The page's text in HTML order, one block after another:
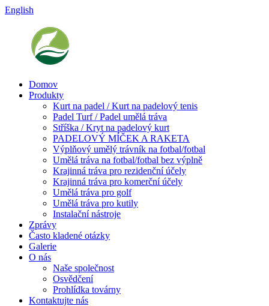
English
Domov
Produkty
Kurt na padel / Kurt na padelový tenis
Padel Turf / Padel umělá tráva
Stříška / Kryt na padelový kurt
PADELOVÝ MÍČEK A RAKETA
Výplňový umělý trávník na fotbal/fotbal
Umělá tráva na fotbal/fotbal bez výplně
Krajinná tráva pro rezidenční účely
Krajinná tráva pro komerční účely
Umělá tráva pro golf
Umělá tráva pro kutily
Instalační nástroje
Zprávy
Často kladené otázky
Galerie
O nás
Naše společnost
Osvědčení
Prohlídka továrny
Kontaktujte nás